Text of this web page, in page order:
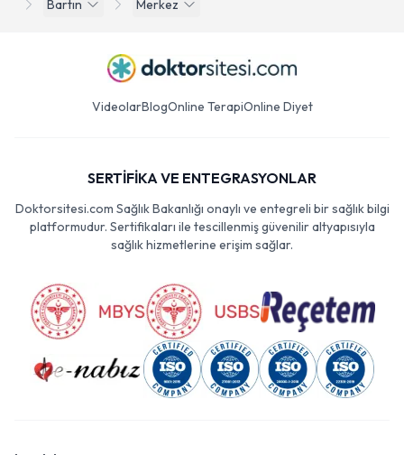
Bartın
Merkez
VideolarBlogOnline TerapiOnline Diyet
SERTİFİKA VE ENTEGRASYONLAR
Doktorsitesi.com Sağlık Bakanlığı onaylı ve entegreli bir sağlık bilgi
platformudur. Sertifikaları ile tescillenmiş güvenilir altyapısıyla
sağlık hizmetlerine erişim sağlar.